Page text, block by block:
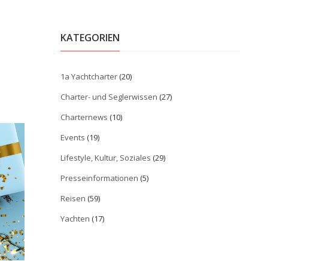
KATEGORIEN
1a Yachtcharter(20)
Charter- und Seglerwissen (27)
Charternews (10)
Events (19)
Lifestyle, Kultur, Soziales (29)
Presseinformationen (5)
Reisen (59)
Yachten (17)